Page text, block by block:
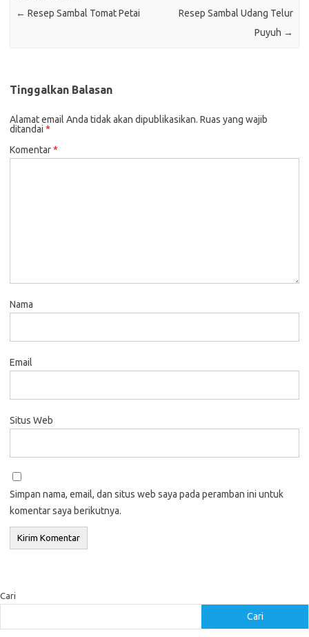
← Resep Sambal Tomat Petai
Resep Sambal Udang Telur
Puyuh →
Tinggalkan Balasan
Alamat email Anda tidak akan dipublikasikan. Ruas yang wajib
ditandai *
Komentar*
Nama
Email
Situs Web
Simpan nama, email, dan situs web saya pada peramban ini untuk
komentar saya berikutnya.
Cari
Cari